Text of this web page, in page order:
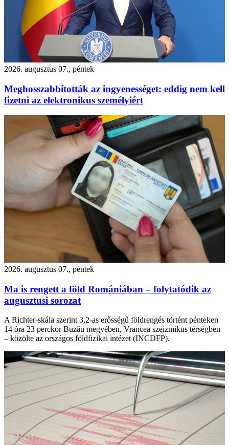
2026. augusztus 07., péntek
Meghosszabbították az ingyenességet: eddig nem kell
fizetni az elektronikus személyiért
2026. augusztus 07., péntek
Ma is rengett a föld Romániában – folytatódik az
augusztusi sorozat
A Richter-skála szerint 3,2-as erősségű földrengés történt pénteken
14 óra 23 perckor Buzău megyében, Vrancea szeizmikus térségben
– közölte az országos földfizikai intézet (INCDFP).